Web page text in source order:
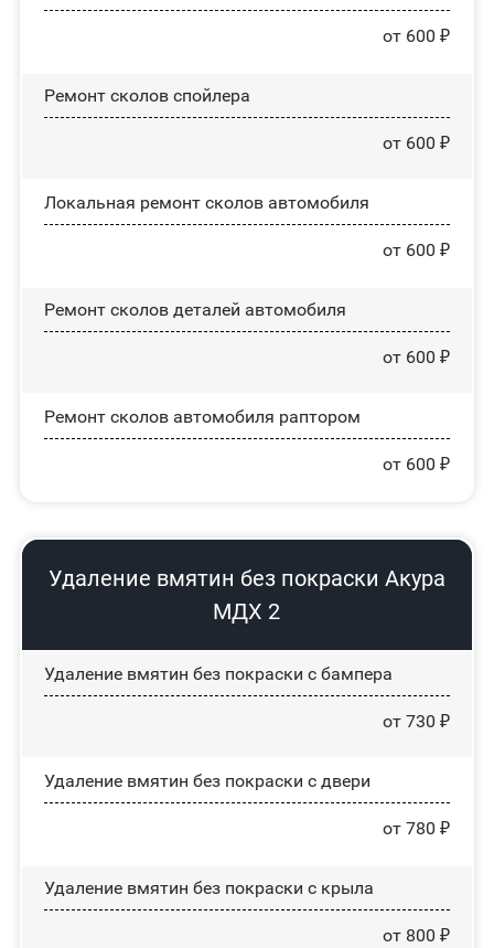
от 600 ₽
Ремонт сколов спойлера
от 600 ₽
Локальная ремонт сколов автомобиля
от 600 ₽
Ремонт сколов деталей автомобиля
от 600 ₽
Ремонт сколов автомобиля раптором
от 600 ₽
Удаление вмятин без покраски Акура
МДХ 2
Удаление вмятин без покраски с бампера
от 730 ₽
Удаление вмятин без покраски с двери
от 780 ₽
Удаление вмятин без покраски с крыла
от 800 ₽